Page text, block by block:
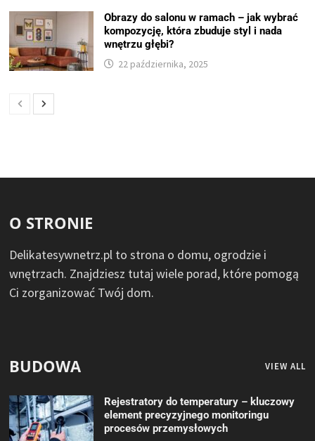
Obrazy do salonu w ramach – jak wybrać
kompozycję, która zbuduje styl i nada
wnętrzu głębi?
22 października, 2025
O STRONIE
Delikatesywnetrz.pl to strona o domu, ogrodzie i
wnętrzach. Znajdziesz tutaj wiele porad, które pomogą
Ci zorganizować Twój dom.
BUDOWA VIEW ALL
Rejestratory do temperatury – kluczowy
element precyzyjnego monitoringu
procesów przemysłowych